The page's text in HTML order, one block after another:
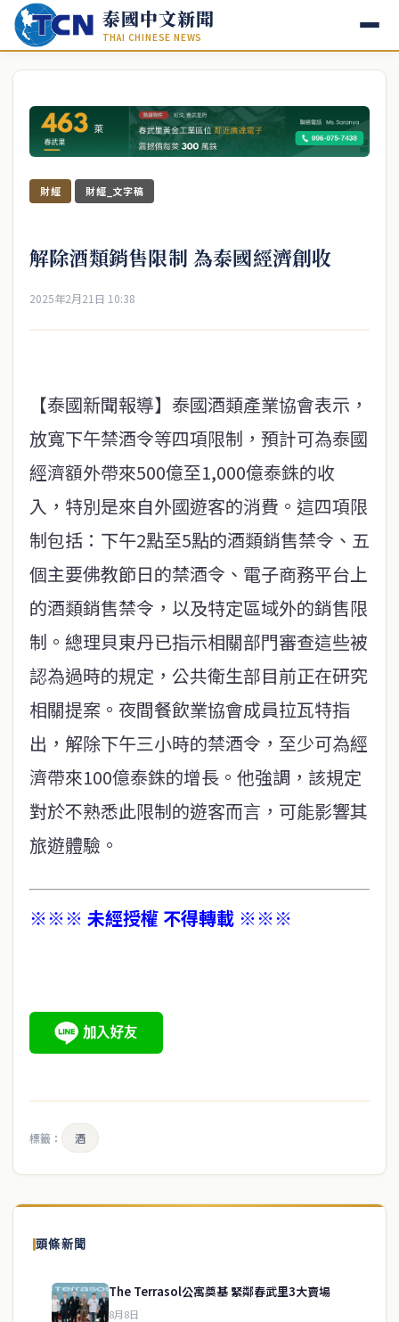
泰國中文新聞
THAI CHINESE NEWS
財經 財經_文字稿
解除酒類銷售限制 為泰國經濟創收
2025年2月21日 10:38
【泰國新聞報導】泰國酒類產業協會表示，
放寬下午禁酒令等四項限制，預計可為泰國
經濟額外帶來500億至1,000億泰銖的收
入，特別是來自外國遊客的消費。這四項限
制包括：下午2點至5點的酒類銷售禁令、五
個主要佛教節日的禁酒令、電子商務平台上
的酒類銷售禁令，以及特定區域外的銷售限
制。總理貝東丹已指示相關部門審查這些被
認為過時的規定，公共衛生部目前正在研究
相關提案。夜間餐飲業協會成員拉瓦特指
出，解除下午三小時的禁酒令，至少可為經
濟帶來100億泰銖的增長。他強調，該規定
對於不熟悉此限制的遊客而言，可能影響其
旅遊體驗。
※※※ 未經授權 不得轉載 ※※※
標籤： 酒
頭條新聞
The Terrasol公寓奠基 緊鄰春武里3大賣場
8月8日